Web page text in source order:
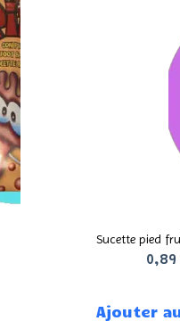
Sucette pied
Ajouter